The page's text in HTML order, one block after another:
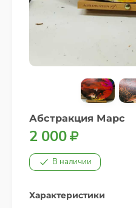
Абстракция Марс
2 000
В наличии
Характеристики